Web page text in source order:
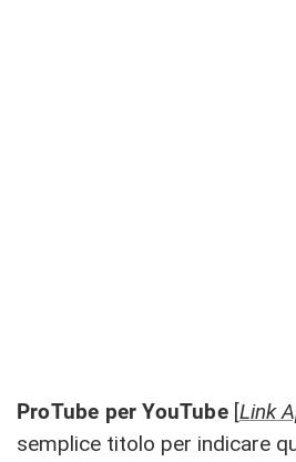
ProTube per YouTube [Link
semplice titolo per indicare